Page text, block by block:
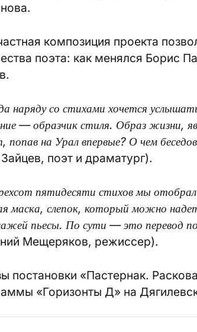
композиция проекта
поэта: как менялся Борис
наряду со стихами хочется
— образчик стиля. Образ жизни,
попав на Урал впервые? О чем
поэт и драматург).
пятидесяти стихов мы
маска, слепок, который можно
пьесы. По сути — это перевод
Мещеряков, режиссер).
постановки «Пастернак.
«Горизонты Д» на